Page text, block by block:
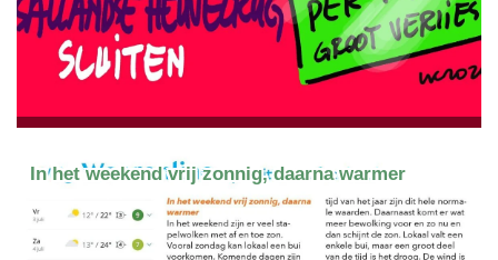
In het weekend vrij zonnig, daarna warmer